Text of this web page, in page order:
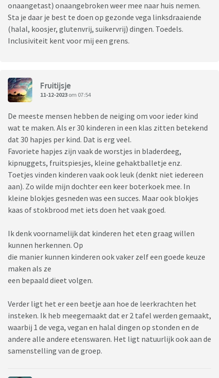
onaangetast) onaangebroken weer mee naar huis nemen.
Sta je daar je best te doen op gezonde vega linksdraaiende
(halal, koosjer, glutenvrij, suikervrij) dingen. Toedels.
Inclusiviteit kent voor mij een grens.
Fruitijsje
11-12-2023 om 07:54
De meeste mensen hebben de neiging om voor ieder kind
wat te maken. Als er 30 kinderen in een klas zitten betekend
dat 30 hapjes per kind. Dat is erg veel.
Favoriete hapjes zijn vaak de worstjes in bladerdeeg,
kipnuggets, fruitspiesjes, kleine gehaktballetje enz.
Toetjes vinden kinderen vaak ook leuk (denkt niet iedereen
aan). Zo wilde mijn dochter een keer boterkoek mee. In
kleine blokjes gesneden was een succes. Maar ook blokjes
kaas of stokbrood met iets doen het vaak goed.
Ik denk voornamelijk dat kinderen het eten graag willen
kunnen herkennen. Op
die manier kunnen kinderen ook vaker zelf een goede keuze
maken als ze
een bepaald dieet volgen.
Verder ligt het er een beetje aan hoe de leerkrachten het
insteken. Ik heb meegemaakt dat er 2 tafel werden gemaakt,
waarbij 1 de vega, vegan en halal dingen op stonden en de
andere alle andere etenswaren. Het ligt natuurlijk ook aan de
samenstelling van de groep.